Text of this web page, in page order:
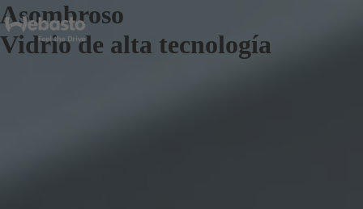
Asombroso
Vidrio de alta tecnología